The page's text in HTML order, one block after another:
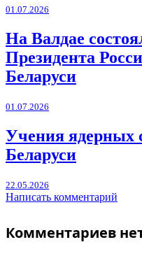
01.07.2026
На Валдае
Президента
Беларуси
01.07.2026
Учения ядерных
Беларуси
22.05.2026
Написать комментарий
Комментариев